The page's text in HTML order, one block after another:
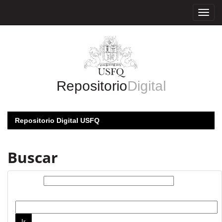
RepositorioDigital
Repositorio Digital USFQ
Buscar